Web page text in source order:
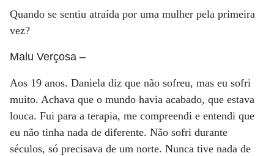
Quando se sentiu atraída por uma mulher pela primeira
vez?
Malu Verçosa –
Aos 19 anos. Daniela diz que não sofreu, mas eu sofri
muito. Achava que o mundo havia acabado, que estava
louca. Fui para a terapia, me compreendi e entendi que
eu não tinha nada de diferente. Não sofri durante
séculos, só precisava de um norte. Nunca tive nada de